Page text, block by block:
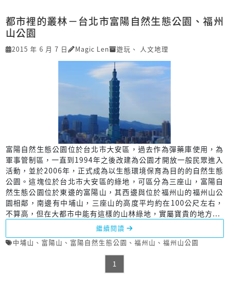
都市裡的叢林－台北市富陽自然生態公園、福州
山公園
2015 年 6 月 7 日 Magic Len 遊玩 、 人文地理
富陽自然生態公園位於台北市大安區，過去作為彈藥庫使用，為
軍事管制區，一直到1994年之後改建為公園才開放一般民眾進入
活動，並於2006年，正式成為以生態環境保育為目的的自然生態
公園。這塊位於台北市大安區的綠地，可區分為三座山，富陽自
然生態公園位於東邊的富陽山，其西邊與位於福州山的福州山公
園相鄰，南邊有中埔山，三座山的高度平均約在100公尺左右，
不算高，但在大都市中能有這樣的山林綠地，實屬寶貴的地方...
繼續閱讀
中埔山 、 富陽山 、 富陽自然生態公園 、 福州山 、 福州山公園
1